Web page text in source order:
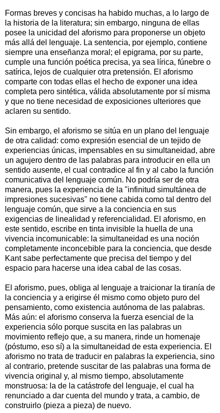
Formas breves y concisas ha habido muchas, a lo largo de
la historia de la literatura; sin embargo, ninguna de ellas
posee la unicidad del aforismo para proponerse un objeto
más allá del lenguaje. La sentencia, por ejemplo, contiene
siempre una enseñanza moral; el epigrama, por su parte,
cumple una función poética precisa, ya sea lírica, fúnebre o
satírica, lejos de cualquier otra pretensión. El aforismo
comparte con todas ellas el hecho de exponer una idea
completa pero sintética, válida absolutamente por sí misma
y que no tiene necesidad de exposiciones ulteriores que
aclaren su sentido.
Sin embargo, el aforismo se sitúa en un plano del lenguaje
de otra calidad: como expresión esencial de un tejido de
experiencias únicas, impensables en su simultaneidad, abre
un agujero dentro de las palabras para introducir en ella un
sentido ausente, el cual contradice al fin y al cabo la función
comunicativa del lenguaje común. No podría ser de otra
manera, pues la experiencia de la "infinitud simultánea de
impresiones sucesivas" no tiene cabida como tal dentro del
lenguaje común, que sirve a la conciencia en sus
exigencias de linealidad y referencialidad. El aforismo, en
este sentido, escribe en tinta invisible la huella de una
vivencia incomunicable: la simultaneidad es una noción
completamente inconcebible para la conciencia, que desde
Kant sabe perfectamente que precisa del tiempo y del
espacio para hacerse una idea cabal de las cosas.
El aforismo, pues, obliga al lenguaje a traicionar la tiranía de
la conciencia y a erigirse él mismo como objeto puro del
pensamiento, como existencia autónoma de las palabras.
Más aún: el aforismo conserva la fuerza esencial de la
experiencia sólo porque suscita en las palabras un
movimiento reflejo que, a su manera, rinde un homenaje
(póstumo, eso sí) a la simultaneidad de esta experiencia. El
aforismo no trata de traducir en palabras la experiencia, sino
al contrario, pretende suscitar de las palabras una forma de
vivencia original y, al mismo tiempo, absolutamente
monstruosa: la de la catástrofe del lenguaje, el cual ha
renunciado a dar cuenta del mundo y trata, a cambio, de
construirlo (pieza a pieza) de nuevo.